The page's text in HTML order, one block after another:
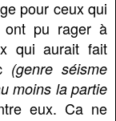
pour ceux qui
ont pu rager à
qui aurait fait
(genre séisme
moins la partie
eux. Ca ne